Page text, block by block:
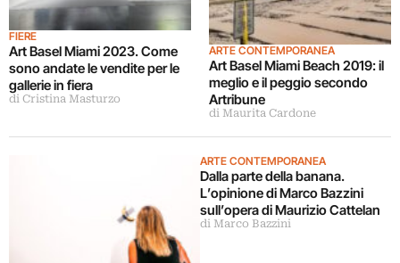
FIERE
Art Basel Miami 2023. Come
sono andate le vendite per le
gallerie in fiera
di Cristina Masturzo
ARTE CONTEMPORANEA
Art Basel Miami Beach 2019: il
meglio e il peggio secondo
Artribune
di Maurita Cardone
ARTE CONTEMPORANEA
Dalla parte della banana.
L’opinione di Marco Bazzini
sull’opera di Maurizio Cattelan
di Marco Bazzini